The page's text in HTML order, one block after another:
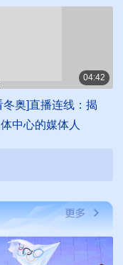
04:42
冬奥]直播连线：揭
中心的媒体人